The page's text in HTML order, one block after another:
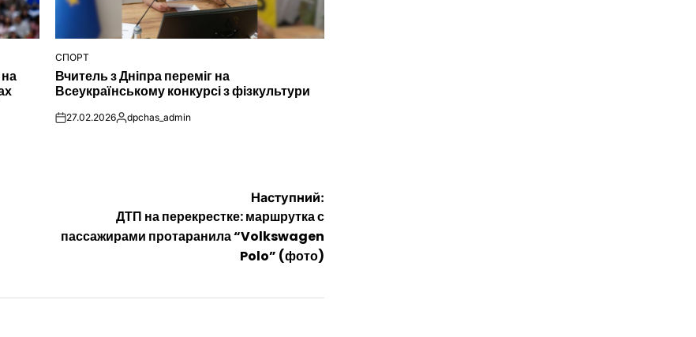
ОПУБЛІКУВАТИ
У
СПОРТ
Вчитель з Дніпра переміг на
Всеукраїнському конкурсі з фізкультури
on27.02.2026Опубліковано
dpchas_admin
Наступний:
ДТП на перекрестке: маршрутка с
пассажирами протаранила “Volkswagen
Polo” (фото)